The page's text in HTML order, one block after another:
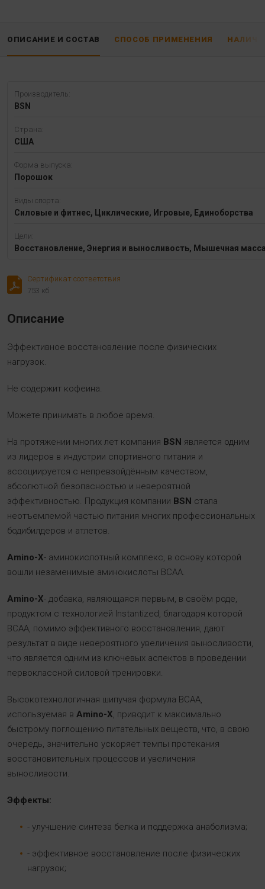
ОПИСАНИЕ И СОСТАВ СПОСОБ ПРИМЕНЕНИЯ
Производитель:
BSN
Страна:
США
Форма выпуска:
Порошок
Виды спорта:
Силовые и фитнес, Циклические, Игровые, Единоборства
Цели:
Восстановление, Энергия и выносливость, Мышечная
Сертификат соответствия
753 кб
Описание
Эффективное восстановление после физических
нагрузок.
Не содержит кофеина.
Можете принимать в любое время.
На протяжении многих лет компания BSN является одним
из лидеров в индустрии спортивного питания и
ассоциируется с непревзойдённым качеством,
абсолютной безопасностью и невероятной
эффективностью. Продукция компании BSN стала
неотъемлемой частью питания многих профессиональных
бодибилдеров и атлетов.
Amino-X- аминокислотный комплекс, в основу которой
вошли незаменимые аминокислоты BCAA.
Amino-X- добавка, являющаяся первым, в своём роде,
продуктом с технологией Instantized, благодаря которой
BCAA, помимо эффективного восстановления, дают
результат в виде невероятного увеличения выносливости,
что является одним из ключевых аспектов в проведении
первоклассной силовой тренировки.
Высокотехнологичная шипучая формула BCAA,
используемая в Amino-X, приводит к максимально
быстрому поглощению питательных веществ, что, в свою
очередь, значительно ускоряет темпы протекания
восстановительных процессов и увеличения
выносливости.
Эффекты:
- улучшение синтеза белка и поддержка анаболизма;
- эффективное восстановление после физических
нагрузок;